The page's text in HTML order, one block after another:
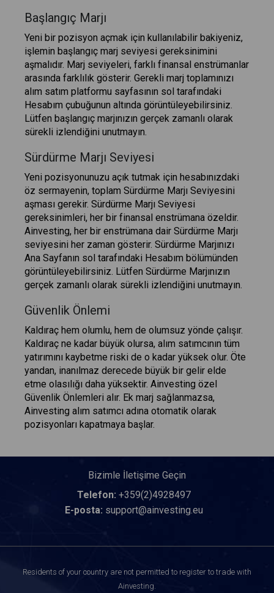
Başlangıç Marjı
Yeni bir pozisyon açmak için kullanılabilir bakiyeniz,
işlemin başlangıç marj seviyesi gereksinimini
aşmalıdır. Marj seviyeleri, farklı finansal enstrümanlar
arasında farklılık gösterir. Gerekli marj toplamınızı
alım satım platformu sayfasının sol tarafındaki
Hesabım çubuğunun altında görüntüleyebilirsiniz.
Lütfen başlangıç marjınızın gerçek zamanlı olarak
sürekli izlendiğini unutmayın.
Sürdürme Marjı Seviyesi
Yeni pozisyonunuzu açık tutmak için hesabınızdaki
öz sermayenin, toplam Sürdürme Marjı Seviyesini
aşması gerekir. Sürdürme Marjı Seviyesi
gereksinimleri, her bir finansal enstrümana özeldir.
Ainvesting, her bir enstrümana dair Sürdürme Marjı
seviyesini her zaman gösterir. Sürdürme Marjınızı
Ana Sayfanın sol tarafındaki Hesabım bölümünden
görüntüleyebilirsiniz. Lütfen Sürdürme Marjınızın
gerçek zamanlı olarak sürekli izlendiğini unutmayın.
Güvenlik Önlemi
Kaldıraç hem olumlu, hem de olumsuz yönde çalışır.
Kaldıraç ne kadar büyük olursa, alım satımcının tüm
yatırımını kaybetme riski de o kadar yüksek olur. Öte
yandan, inanılmaz derecede büyük bir gelir elde
etme olasılığı daha yüksektir. Ainvesting özel
Güvenlik Önlemleri alır. Ek marj sağlanmazsa,
Ainvesting alım satımcı adına otomatik olarak
pozisyonları kapatmaya başlar.
Bizimle İletişime Geçin
Telefon: +359(2)4928497
E-posta: support@ainvesting.eu
Residents of your country are not permitted to register to trade with
Ainvesting.